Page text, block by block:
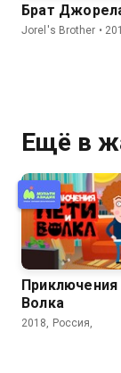
Брат
Jorel's Brother •
Ещё в
Приключения
Волка
2018, Россия,